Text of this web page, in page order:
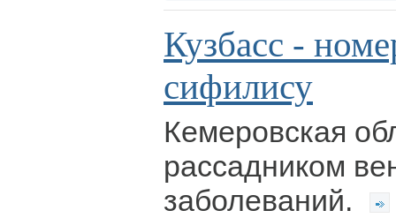
Кузбасс -
сифилису
Кемеровская
рассадником
заболеваний.